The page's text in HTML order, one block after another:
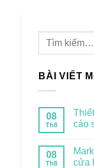
BÀI VIẾT
08
Th8
cáo
08
Th8
cửa